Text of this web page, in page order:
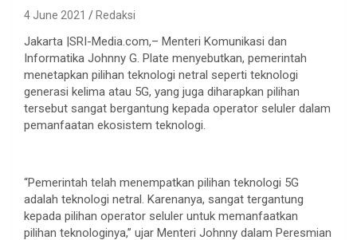
4 June 2021 Redaksi
Jakarta |SRI-Media.com,– Menteri Komunikasi dan
Informatika Johnny G. Plate menyebutkan, pemerintah
menetapkan pilihan teknologi netral seperti teknologi
generasi kelima atau 5G, yang juga diharapkan pilihan
tersebut sangat bergantung kepada operator seluler dalam
pemanfaatan ekosistem teknologi.
“Pemerintah telah menempatkan pilihan teknologi 5G
adalah teknologi netral. Karenanya, sangat tergantung
kepada pilihan operator seluler untuk memanfaatkan
pilihan teknologinya,” ujar Menteri Johnny dalam Peresmian